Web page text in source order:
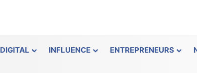
DIGITAL INFLUENCE ENTREPRENEURS